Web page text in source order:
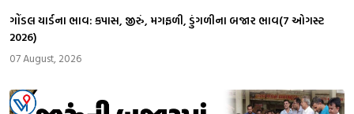
ગોંડલ યાર્ડના ભાવ: કપાસ, જીરું, મગફળી, ડુંગળીના બજાર ભાવ(7 ઓગસ્ટ
2026)
07 August, 2026